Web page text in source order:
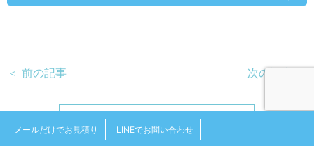
＜ 前の記事 次の記事 ＞
キッチン一覧へ戻る
メールだけでお見積り LINEでお問い合わせ